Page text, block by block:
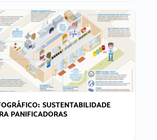
SUSTENTABILIDADE
PANIFICADORAS